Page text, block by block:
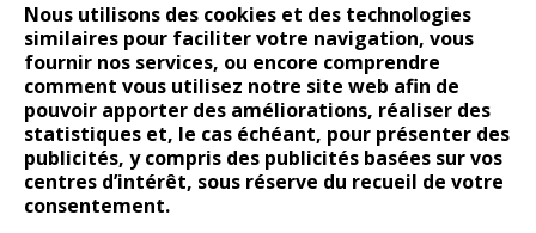
Nous utilisons des cookies et des technologies
similaires pour faciliter votre navigation, vous
fournir nos services, ou encore comprendre
comment vous utilisez notre site web afin de
pouvoir apporter des améliorations, réaliser des
statistiques et, le cas échéant, pour présenter des
publicités, y compris des publicités basées sur vos
centres d’intérêt, sous réserve du recueil de votre
consentement.
14 juillet : nouveau film de marque pour Citroën
Renault Espace : voyage, voyage…
Peugeot E-208 GTi : naissance d’une légende
COMMENTAIRES RÉCENTS
Bernard Dardartdans